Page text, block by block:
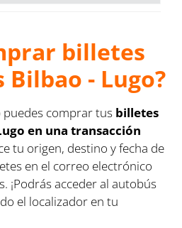
billetes
- Lugo?
puedes comprar tus billetes
en una transacción
tu origen, destino y fecha de
en el correo electrónico
¡Podrás acceder al autobús
el localizador en tu